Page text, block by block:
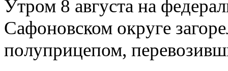
Утром 8 августа на
Сафоновском округе
полуприцепом,